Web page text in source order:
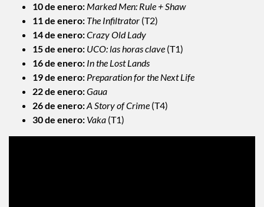
10 de enero: Marked Men: Rule + Shaw
11 de enero: The Infiltrator (T2)
14 de enero:Crazy Old Lady
15 de enero: UCO: las horas clave (T1)
16 de enero: In the Lost Lands
19 de enero: Preparation for the Next Life
22 de enero:Gaua
26 de enero:A Story of Crime (T4)
30 de enero: Vaka (T1)